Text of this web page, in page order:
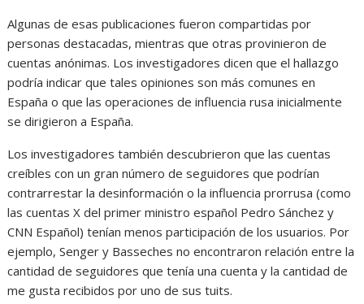
Algunas de esas publicaciones fueron compartidas por
personas destacadas, mientras que otras provinieron de
cuentas anónimas. Los investigadores dicen que el hallazgo
podría indicar que tales opiniones son más comunes en
España o que las operaciones de influencia rusa inicialmente
se dirigieron a España.
Los investigadores también descubrieron que las cuentas
creíbles con un gran número de seguidores que podrían
contrarrestar la desinformación o la influencia prorrusa (como
las cuentas X del primer ministro español Pedro Sánchez y
CNN Español) tenían menos participación de los usuarios. Por
ejemplo, Senger y Basseches no encontraron relación entre la
cantidad de seguidores que tenía una cuenta y la cantidad de
me gusta recibidos por uno de sus tuits.